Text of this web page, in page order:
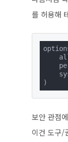
를 허용해
)
보안 관점
이건 도구/